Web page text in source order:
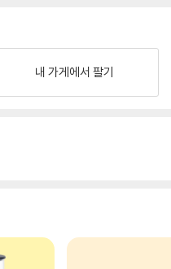
내 가게에서 팔기